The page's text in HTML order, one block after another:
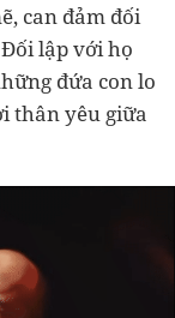
can đảm đối
lập với họ
đứa con lo
thân yêu giữa